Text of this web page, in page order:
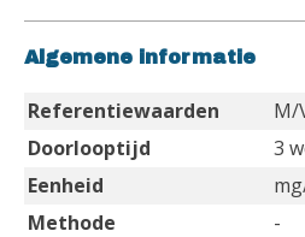
Algemene informatie
Referentiewaarden
M/
Doorlooptijd
3
Eenheid
Methode
-